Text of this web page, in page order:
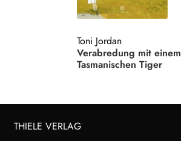
Toni Jordan
Verabredung mit einem
Tasmanischen Tiger
THIELE VERLAG